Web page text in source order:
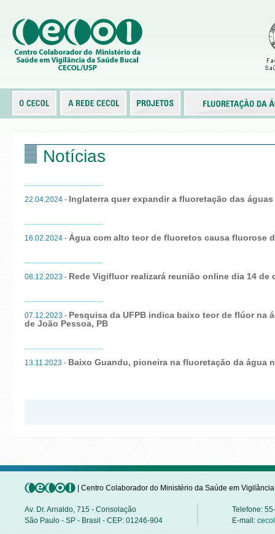
Notícias
22.04.2024 - Inglaterra quer expandir a fluoretação das
16.02.2024 - Água com alto teor de fluoretos causa fluorose
08.12.2023 - Rede Vigifluor realizará reunião online dia 14 de
07.12.2023 - Pesquisa da UFPB indica baixo teor de flúor na
de João Pessoa, PB
13.11.2023 - Baixo Guandu, pioneira na fluoretação da água
| Centro Colaborador do Ministério da Saúde em
Av. Dr. Arnaldo, 715 - Consolação
São Paulo - SP - Brasil - CEP: 01246-904
Telefone:
E-mail: